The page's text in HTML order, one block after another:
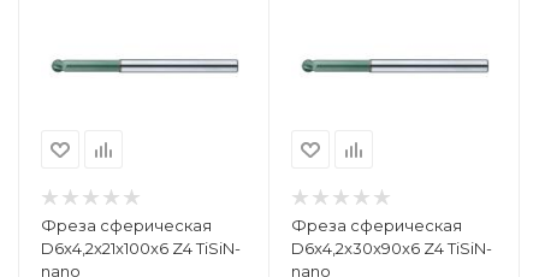
Фреза сферическая
D6x4,2x21x100x6 Z4 TiSiN-
nano
Фреза сферическая
D6x4,2x30x90x6 Z4 TiSiN-
nano